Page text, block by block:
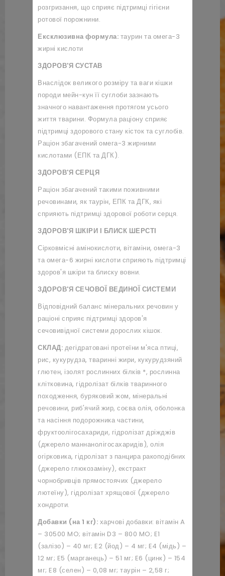
розгризання, що сприяє підтримці гігієни
ротової порожнини.
Ексклюзивна формула: таурин та омега-3
жирні кислоти
ЗДОРОВ'Я СУСТАВ
Внаслідок великого розміру та ваги кішки
породи мейн-кун її суглоби зазнають
значного навантаження протягом усього
життя тварини. Формула раціону сприяє
підтримці здорового стану кісток та суглобів.
Раціон збагачений омега-3 жирними
кислотами (ЕПК та ДГК).
ЗДОРОВ'Я СЕРЦЯ
Раціон збагачений такими поживними
речовинами, як таурін, ЕПК та ДГК, які
сприяють підтримці здорової роботи серця.
ЗДОРОВ'Я ШКІРИ І БЛИСК ШЕРСТІ
Сірковмісні амінокислоти, вітаміни, омега-3
та омега-6 жирні кислоти сприяють підтримці
здоров'я шкіри та блиску вовни.
ЗДОРОВ'Я СЕЧОВОЇ ВЕДИНОЇ СИСТЕМИ
Відповідний баланс мінеральних речовин у
раціоні сприяє підтримці здоров'я
сечовивідної системи дорослих кішок.
СКЛАД: дегідратовані протеїни м'яса птиці,
рис, кукурудза, тваринні жири, кукурудзяний
глютен, ізолят рослинних білків *, рослинна
клітковина, гідролізат білків тваринного
походження, буряковий жом, мінеральні
речовини, риб'ячий жир, соєва олія, оболонка
та насіння подорожника частини,
фруктоолігосахариди, гідролізат дріжджів
(джерело маннанолігосахаридів), олія
огірковика, гідролізат з панцира ракоподібних
(джерело глюкозаміну), екстракт
чорнобривців прямостоячих (джерело
лютеїну), гідролізат хрящової (джерело
хондроти.
Добавки (на 1 кг): харчові добавки: вітамін A
– 30500 MO; вітамін D3 – 800 MO; E1
(залізо) – 40 мг; E2 (йод) – 4 мг; E4 (мідь) –
12 мг; E5 (марганець) – 51 мг; E6 (цинк) – 154
мг; E8 (селен) – 0,08 мг; таурін – 2,58 г;